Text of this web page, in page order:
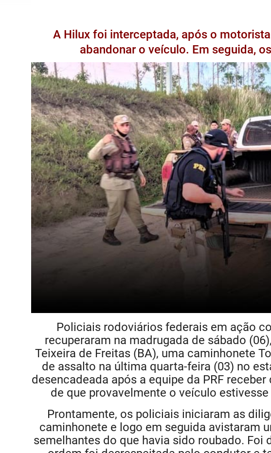
A Hilux foi interceptada, após o
abandonar o veículo. Em seguida,
Policiais rodoviários federais em ação
recuperaram na madrugada de sábado
Teixeira de Freitas (BA), uma caminhonete
de assalto na última quarta-feira (03) no
desencadeada após a equipe da PRF
de que provavelmente o veículo
Prontamente, os policiais iniciaram as
caminhonete e logo em seguida avistaram
semelhantes do que havia sido roubado. Foi